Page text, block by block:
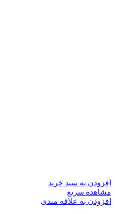
افزودن به سبد خرید
مشاهده سریع
افزودن به علاقه مندی